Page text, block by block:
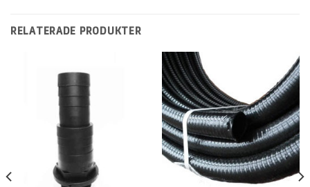
RELATERADE PRODUKTER